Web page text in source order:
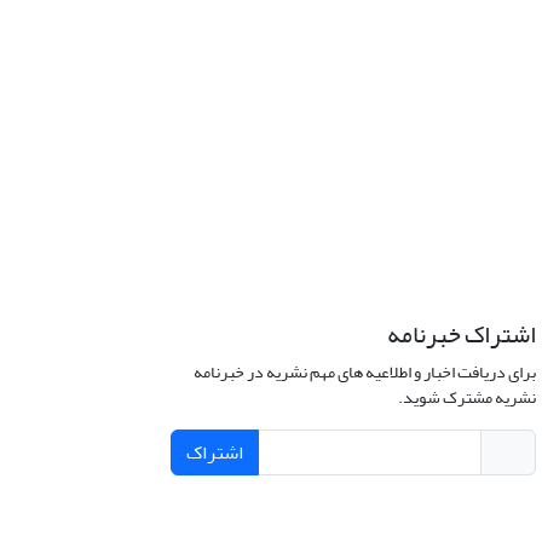
اشتراک خبرنامه
برای دریافت اخبار و اطلاعیه های مهم نشریه در خبرنامه
نشریه مشترک شوید.
اشتراک